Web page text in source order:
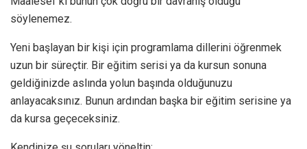
söylenemez.
Yeni başlayan bir kişi için programlama dillerini öğrenmek
uzun bir süreçtir. Bir eğitim serisi ya da kursun sonuna
geldiğinizde aslında yolun başında olduğunuzu
anlayacaksınız. Bunun ardından başka bir eğitim serisine ya
da kursa geçeceksiniz.